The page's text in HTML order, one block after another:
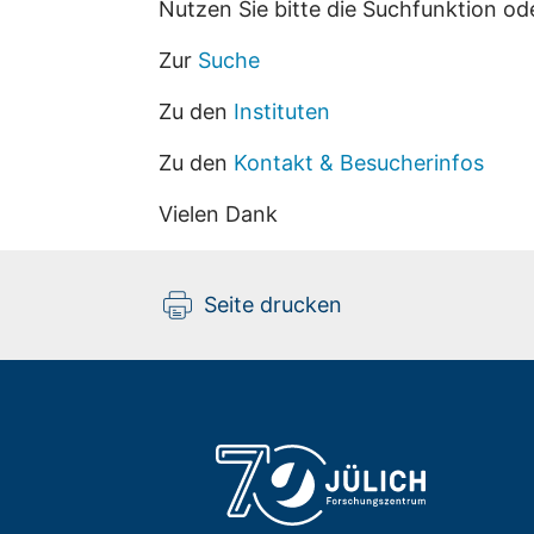
Nutzen Sie bitte die Suchfunktion
Zur Suche
Zu den Instituten
Zu den Kontakt & Besucherinfos
Vielen Dank
Seite drucken